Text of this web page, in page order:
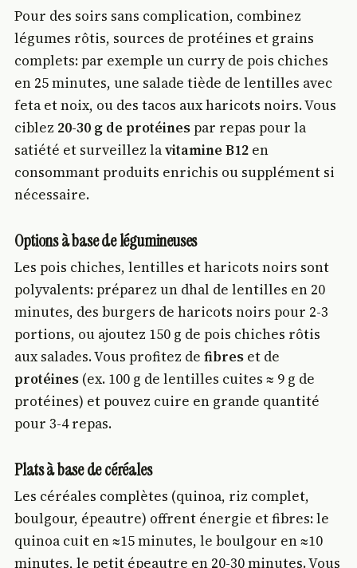
Pour des soirs sans complication, combinez
légumes rôtis, sources de protéines et grains
complets: par exemple un curry de pois chiches
en 25 minutes, une salade tiède de lentilles avec
feta et noix, ou des tacos aux haricots noirs. Vous
ciblez 20-30 g de protéinespar repas pour la
satiété et surveillez lavitamine B12 en
consommant produits enrichis ou supplément si
nécessaire.
Options à base de légumineuses
Les pois chiches, lentilles et haricots noirs sont
polyvalents: préparez un dhal de lentilles en 20
minutes, des burgers de haricots noirs pour 2-3
portions, ou ajoutez 150 g de pois chiches rôtis
aux salades. Vous profitez defibres et de
protéines (ex. 100 g de lentilles cuites ≈ 9 g de
protéines) et pouvez cuire en grande quantité
pour 3-4 repas.
Plats à base de céréales
Les céréales complètes (quinoa, riz complet,
boulgour, épeautre) offrent énergie et fibres: le
quinoa cuit en ≈15 minutes, le boulgour en ≈10
minutes, le petit épeautre en 20-30 minutes. Vous